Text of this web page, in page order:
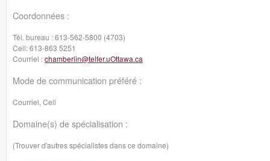
Coordonnées :
Tél. bureau :613-562-5800 (4703)
Cell:613-863 5251
Courriel :chamberlin@telfer.uOttawa.ca
Mode de communication préféré :
Courriel, Cell
Domaine(s) de spécialisation :
(Trouver d'autres spécialistes dans ce domaine)